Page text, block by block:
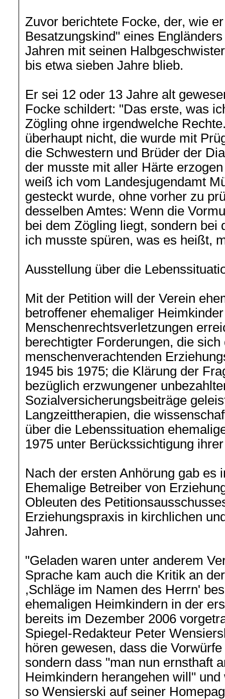
Zuvor berichtete Focke, der, wie
Besatzungskind" eines
Jahren mit seinen
bis etwa sieben Jahre blieb.
Er sei 12 oder 13 Jahre alt
Focke schildert: "Das erste, was
Zögling ohne irgendwelche
überhaupt nicht, die wurde mit
die Schwestern und Brüder der
der musste mit aller Härte
weiß ich vom Landesjugendamt
gesteckt wurde, ohne vorher zu
desselben Amtes: Wenn die
bei dem Zögling liegt, sondern
ich musste spüren, was es heißt,
Ausstellung über die
Mit der Petition will der Verein
betroffener ehemaliger
Menschenrechtsverletzungen
berechtigter Forderungen, die
menschenverachtenden
1945 bis 1975; die Klärung der
bezüglich erzwungener
Sozialversicherungsbeiträge
Langzeittherapien, die
über die Lebenssituation
1975 unter Berückssichtigung
Nach der ersten Anhörung gab es
Ehemalige Betreiber von
Obleuten des
Erziehungspraxis in kirchlichen
Jahren.
"Geladen waren unter anderem
Sprache kam auch die Kritik an
,Schläge im Namen des Herrn'
ehemaligen Heimkindern in der
bereits im Dezember 2006
Spiegel-Redakteur Peter
hören gewesen, dass die
sondern dass "man nun ernsthaft
Heimkindern herangehen will"
so Wensierski auf seiner